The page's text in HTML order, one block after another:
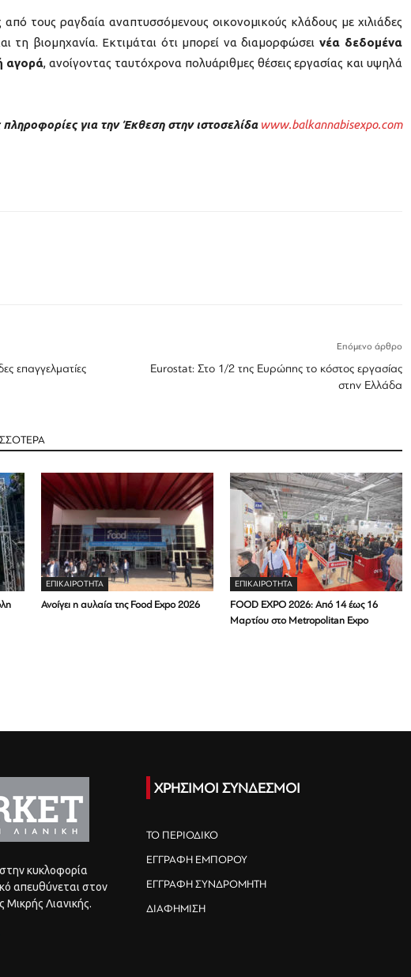
τους ραγδαία αναπτυσσόμενους οικονομικούς κλάδους με χιλιάδες
τη βιομηχανία. Εκτιμάται ότι μπορεί να διαμορφώσει νέα δεδομένα
αγορά, ανοίγοντας ταυτόχρονα πολυάριθμες θέσεις εργασίας και υψηλά
πληροφορίες για την Έκθεση στην ιστοσελίδα www.balkannabisexpo.com
επαγγελματίες
Επόμενο άρθρο
Εurostat: Στο 1/2 της Ευρώπης το κόστος εργασίας
στην Ελλάδα
ΕΠΙΚΑΙΡΟΤΗΤΑ
Ανοίγει η αυλαία της Food Expo 2026
ΕΠΙΚΑΙΡΟΤΗΤΑ
FOOD EXPO 2026: Από 14 έως 16
Μαρτίου στο Metropolitan Expo
κυκλοφορία
απευθύνεται στον
Λιανικής.
ΧΡΗΣΙΜΟΙ ΣΥΝΔΕΣΜΟΙ
ΤΟ ΠΕΡΙΟΔΙΚΟ
ΕΓΓΡΑΦΗ ΕΜΠΟΡΟΥ
ΕΓΓΡΑΦΗ ΣΥΝΔΡΟΜΗΤΗ
ΔΙΑΦΗΜΙΣΗ